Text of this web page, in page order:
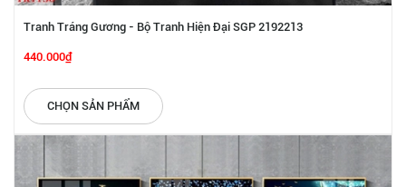
Tranh Tráng Gương - Bộ Tranh Hiện Đại SGP 2192213
440.000₫
CHỌN SẢN PHẨM